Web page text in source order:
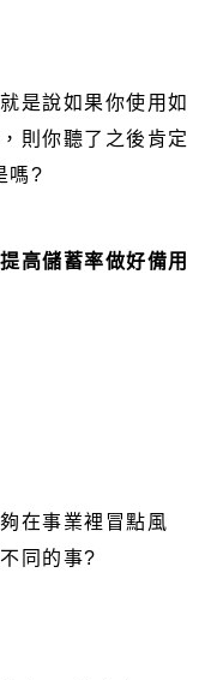
是說如果你使用如
則你聽了之後肯定
嗎?
高儲蓄率做好備用
在事業裡冒點風
同的事?